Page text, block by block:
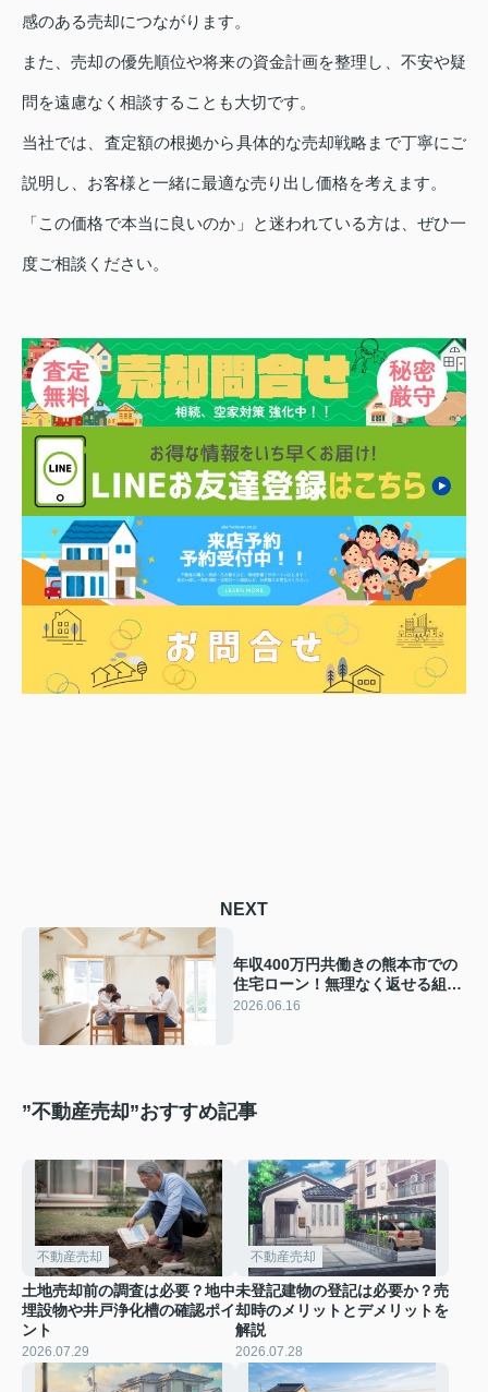
感のある売却につながります。
また、売却の優先順位や将来の資金計画を整理し、不安や疑
問を遠慮なく相談することも大切です。
当社では、査定額の根拠から具体的な売却戦略まで丁寧にご
説明し、お客様と一緒に最適な売り出し価格を考えます。
「この価格で本当に良いのか」と迷われている方は、ぜひ一
度ご相談ください。
NEXT
年収400万円共働きの熊本市での
住宅ローン！無理なく返せる組み
方と返済計画の考え方
2026.06.16
”不動産売却”おすすめ記事
不動産売却
土地売却前の調査は必要？地中
埋設物や井戸浄化槽の確認ポイ
ント
2026.07.29
不動産売却
未登記建物の登記は必要か？売
却時のメリットとデメリットを
解説
2026.07.28